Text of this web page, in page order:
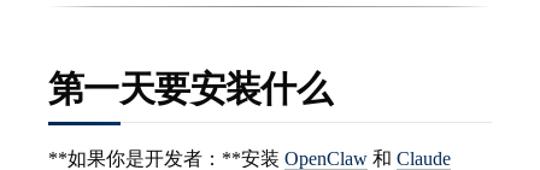
第一天要安装什么
**如果你是开发者：**安装 OpenClaw 和 Claude